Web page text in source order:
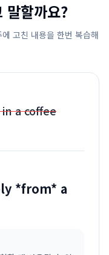
말할까요?
고친 내용을 한번 복습해
a coffee
*from* a